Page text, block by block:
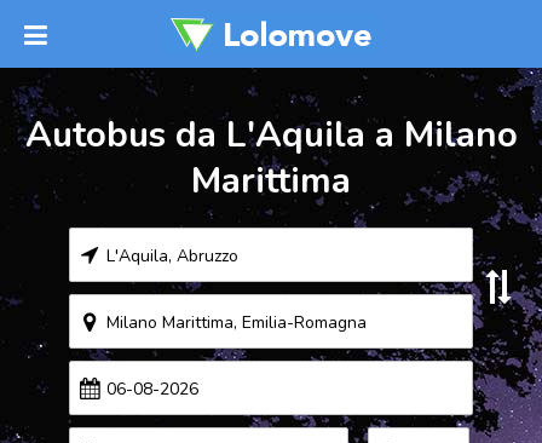
Autobus da L'Aquila a Milano
Marittima